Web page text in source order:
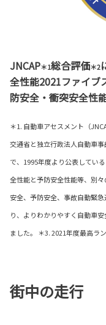
JNCAP＊1総合評価＊2
全性能2021ファイブ
防安全・衝突安全性
＊1. 自動車アセスメント（
交通省と独立行政法人自動車
で、1995年度より公表してい
全性能と予防安全性能等、別
安全、予防安全、事故自動緊
り、よりわかりやすく自動車
ました。 ＊3. 2021年度最高ラ
街中の走行